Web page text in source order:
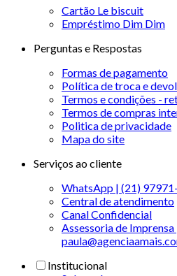
Cartão Le biscuit
Empréstimo Dim Dim
Perguntas e Respostas
Formas de pagamento
Política de troca e
Termos e condições -
Termos de compras
Politica de privacidade
Mapa do site
Serviços ao cliente
WhatsApp | (21)
Central de atendimento
Canal Confidencial
Assessoria de Imprensa
Institucional